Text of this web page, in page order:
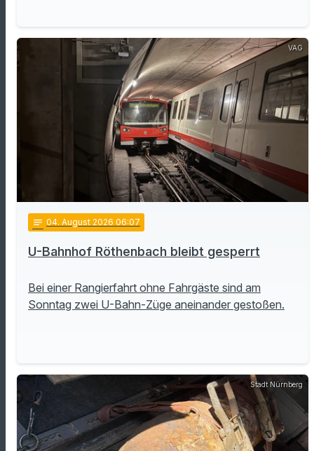
VAG
notes 04. August 2026 06:07
U-Bahnhof Röthenbach bleibt gesperrt
Bei einer Rangierfahrt ohne Fahrgäste sind am
Sonntag zwei U-Bahn-Züge aneinander gestoßen.
Stadt Nürnberg